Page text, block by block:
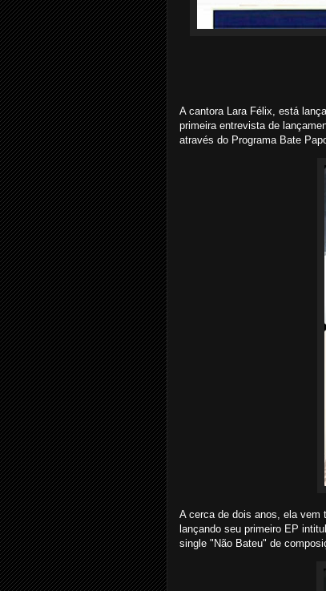
A cantora Lara Félix, está
primeira entrevista de
através do Programa Bate
A cerca de dois anos, ela vem
lançando seu primeiro EP
single "Não Bateu" de